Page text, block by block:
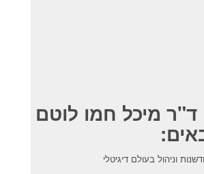
מיכל חמו לוטם
וניהול בעולם דיגיטלי